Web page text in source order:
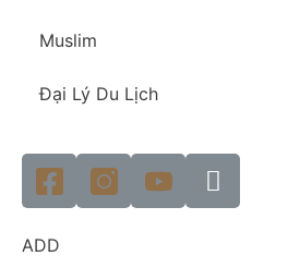
Muslim
Đại Lý Du Lịch
ADD